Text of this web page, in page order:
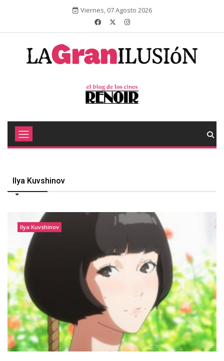
Viernes, 07 Agosto 2026
Ilya Kuvshinov
Ilya Kuvshinov